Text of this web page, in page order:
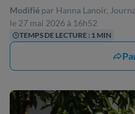
Modifié par Hanna Lanoir,
le 27 mai 2026 à 16h52
TEMPS DE LECTURE : 1 MIN